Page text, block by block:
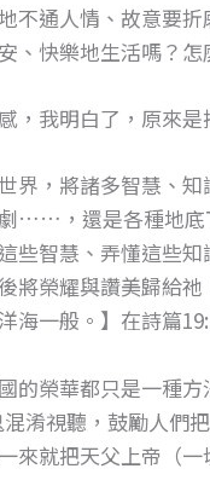
不通人情、故意要
、快樂地生活嗎？怎
，我明白了，原來是
界，將諸多智慧、
……，還是各種地
些智慧、弄懂這些
將榮耀與讚美歸給
海一般。】在詩篇
的榮華都只是一種
淆視聽，鼓勵人們
來就把天父上帝（